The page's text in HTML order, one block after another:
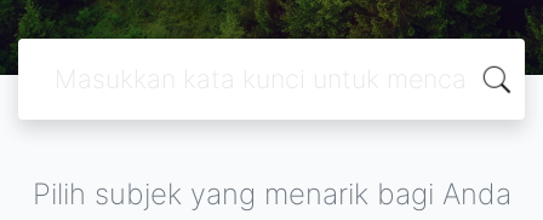
Pilih subjek yang menarik bagi Anda